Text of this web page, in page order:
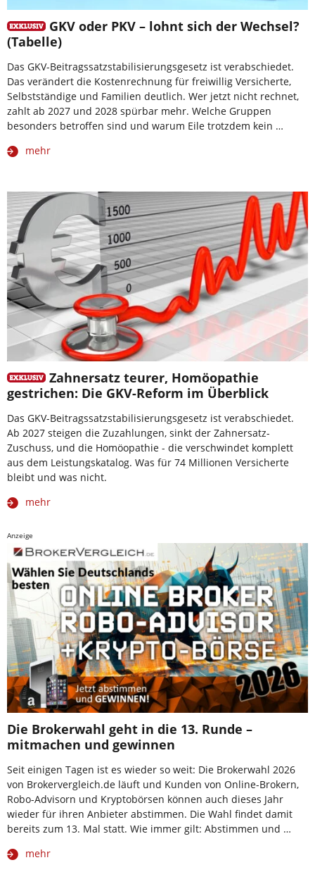
GKV oder PKV – lohnt sich der Wechsel?
(Tabelle)
Das GKV-Beitragssatzstabilisierungsgesetz ist verabschiedet.
Das verändert die Kostenrechnung für freiwillig Versicherte,
Selbstständige und Familien deutlich. Wer jetzt nicht rechnet,
zahlt ab 2027 und 2028 spürbar mehr. Welche Gruppen
besonders betroffen sind und warum Eile trotzdem kein …
mehr
Zahnersatz teurer, Homöopathie
gestrichen: Die GKV-Reform im Überblick
Das GKV-Beitragssatzstabilisierungsgesetz ist verabschiedet.
Ab 2027 steigen die Zuzahlungen, sinkt der Zahnersatz-
Zuschuss, und die Homöopathie - die verschwindet komplett
aus dem Leistungskatalog. Was für 74 Millionen Versicherte
bleibt und was nicht.
mehr
Anzeige
Die Brokerwahl geht in die 13. Runde –
mitmachen und gewinnen
Seit einigen Tagen ist es wieder so weit: Die Brokerwahl 2026
von Brokervergleich.de läuft und Kunden von Online-Brokern,
Robo-Advisorn und Kryptobörsen können auch dieses Jahr
wieder für ihren Anbieter abstimmen. Die Wahl findet damit
bereits zum 13. Mal statt. Wie immer gilt: Abstimmen und …
mehr